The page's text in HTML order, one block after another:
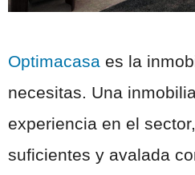
Optimacasa es la
necesitas. Una
experiencia en el
suficientes y avalada